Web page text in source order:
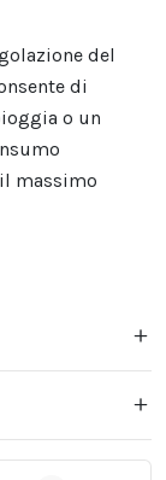
del
di
o un
massimo